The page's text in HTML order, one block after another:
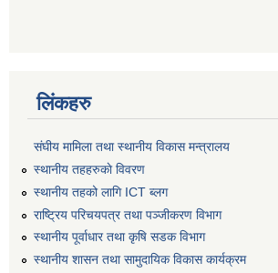
लिंकहरु
संघीय मामिला तथा स्थानीय विकास मन्त्रालय
स्थानीय तहहरुकाे विवरण
स्थानीय तहको लागि ICT ब्लग
राष्‍ट्रिय परिचयपत्र तथा पञ्‍जीकरण विभाग
स्थानीय पूर्वाधार तथा कृषि सडक विभाग
स्थानीय शासन तथा सामुदायिक विकास कार्यक्रम